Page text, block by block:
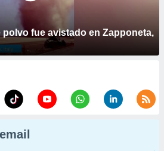
polvo fue avistado en Zapponeta,